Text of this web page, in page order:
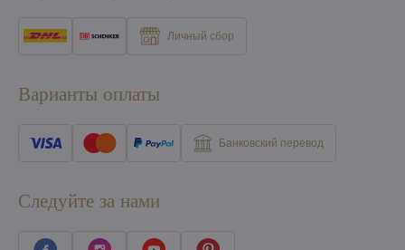
Личный сбор
Варианты оплаты
Банковский перевод
Следуйте за нами